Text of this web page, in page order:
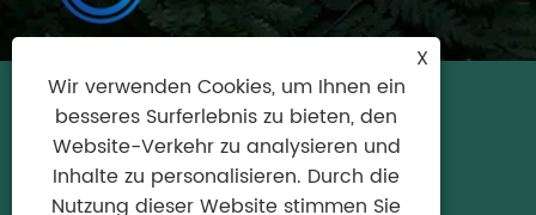
Copyright © 2025 Wenzhou Meishijie
Household Products Co., Ltd. Alle Rechte
vorbehalten.
X
Wir verwenden Cookies, um Ihnen ein
besseres Surferlebnis zu bieten, den
Website-Verkehr zu analysieren und
Inhalte zu personalisieren. Durch die
Nutzung dieser Website stimmen Sie